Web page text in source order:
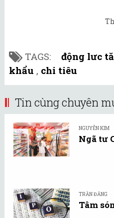
TAGS: động lưc
khẩu , chi tiêu
Tin cùng chuyên
NGUYỄN KIM
Ngã tư
TRẦN ĐĂNG
Tâm